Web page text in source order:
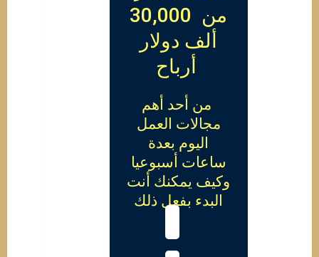
من 30,000
ألف دولار
أرباح
من أحد أهم
مجالات العمل
اليوم بعدة
ساعات أسبوعيا
وكيف يمكنك أنت
البدء بفعل ذلك